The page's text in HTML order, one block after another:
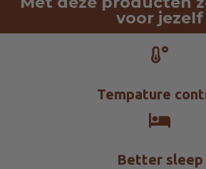
voor jezelf
Tempature
Better sleep